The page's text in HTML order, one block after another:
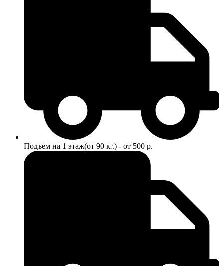
Подъем на 1 этаж(от 90 кг.) - от 500 р.